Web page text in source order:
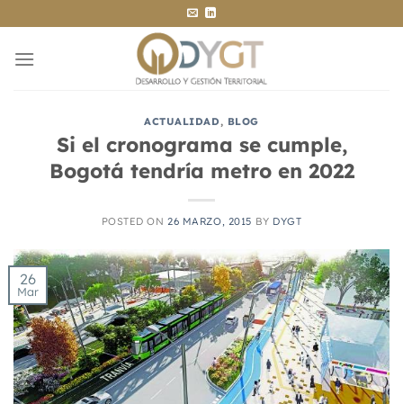
al
contenido
ACTUALIDAD, BLOG
Si el cronograma se cumple,
Bogotá tendría metro en 2022
POSTED ON26 MARZO, 2015 BY DYGT
26
Mar